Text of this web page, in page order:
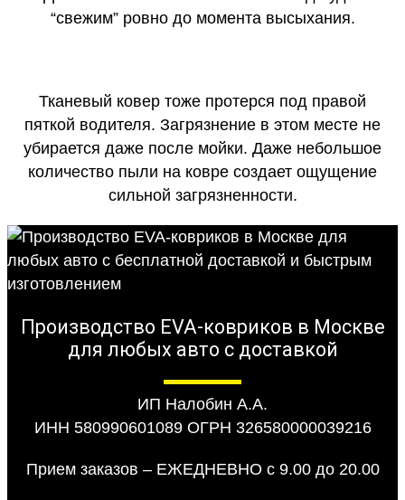
“свежим” ровно до момента высыхания.
Тканевый ковер тоже протерся под правой
пяткой водителя. Загрязнение в этом месте не
убирается даже после мойки. Даже небольшое
количество пыли на ковре создает ощущение
сильной загрязненности.
Производство EVA-ковриков в Москве
для любых авто с доставкой
ИП Налобин А.А.
ИНН 580990601089 ОГРН 326580000039216
Прием заказов – ЕЖЕДНЕВНО с 9.00 до 20.00